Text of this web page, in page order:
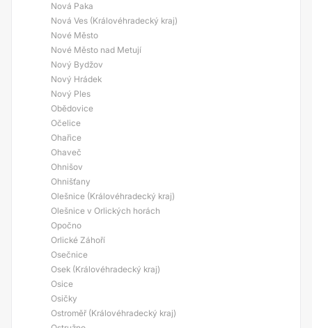
Nová Paka
Nová Ves (Královéhradecký kraj)
Nové Město
Nové Město nad Metují
Nový Bydžov
Nový Hrádek
Nový Ples
Obědovice
Očelice
Ohařice
Ohaveč
Ohnišov
Ohnišťany
Olešnice (Královéhradecký kraj)
Olešnice v Orlických horách
Opočno
Orlické Záhoří
Osečnice
Osek (Královéhradecký kraj)
Osice
Osičky
Ostroměř (Královéhradecký kraj)